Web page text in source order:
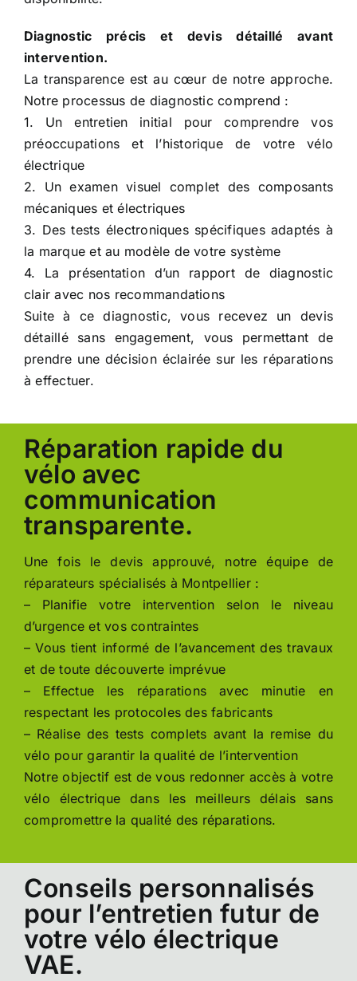
Diagnostic précis et devis détaillé avant
intervention.
La transparence est au cœur de notre approche.
Notre processus de diagnostic comprend :
1. Un entretien initial pour comprendre vos
préoccupations et l’historique de votre vélo
électrique
2. Un examen visuel complet des composants
mécaniques et électriques
3. Des tests électroniques spécifiques adaptés à
la marque et au modèle de votre système
4. La présentation d’un rapport de diagnostic
clair avec nos recommandations
Suite à ce diagnostic, vous recevez un devis
détaillé sans engagement, vous permettant de
prendre une décision éclairée sur les réparations
à effectuer.
Réparation rapide du
vélo avec
communication
transparente.
Une fois le devis approuvé, notre équipe de
réparateurs spécialisés à Montpellier :
– Planifie votre intervention selon le niveau
d’urgence et vos contraintes
– Vous tient informé de l’avancement des travaux
et de toute découverte imprévue
– Effectue les réparations avec minutie en
respectant les protocoles des fabricants
– Réalise des tests complets avant la remise du
vélo pour garantir la qualité de l’intervention
Notre objectif est de vous redonner accès à votre
vélo électrique dans les meilleurs délais sans
compromettre la qualité des réparations.
Conseils personnalisés
pour l’entretien futur de
votre vélo électrique
VAE.